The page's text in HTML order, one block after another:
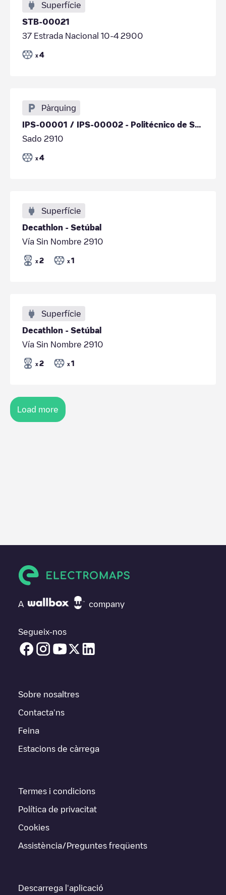
Superfície
STB-00021
37 Estrada Nacional 10-4 2900
x 4
Pàrquing
IPS-00001 / IPS-00002 - Politécnico de Setúbal
Sado 2910
x 4
Superfície
Decathlon - Setúbal
Vía Sin Nombre 2910
x 2 x 1
Superfície
Decathlon - Setúbal
Vía Sin Nombre 2910
x 2 x 1
Load more
A company
Segueix-nos
Sobre nosaltres
Contacta'ns
Feina
Estacions de càrrega
Termes i condicions
Política de privacitat
Cookies
Assistència/Preguntes freqüents
Descarrega l'aplicació